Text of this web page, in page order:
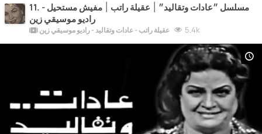
11. مسلسل ״عادات وتقاليد״ ׀ عقيلة راتب ׀ مفيش مستحيل -
راديو موسيقي زين
عقيلة راتب - عادات وتقاليد - راديو موسيقي زين 5.4k